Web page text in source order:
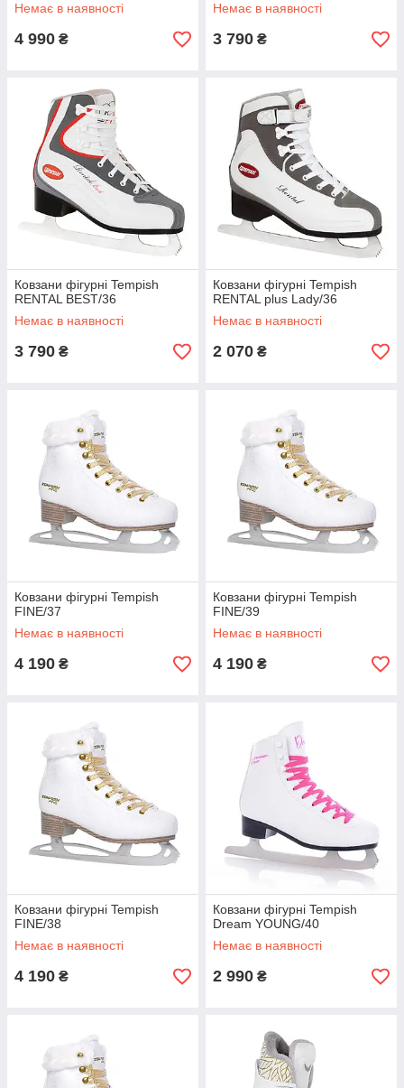
Немає в наявності
4 990 ₴
Немає в наявності
3 790 ₴
Ковзани фігурні Tempish
RENTAL BEST/36
Немає в наявності
3 790 ₴
Ковзани фігурні Tempish
RENTAL plus Lady/36
Немає в наявності
2 070 ₴
Ковзани фігурні Tempish
FINE/37
Немає в наявності
4 190 ₴
Ковзани фігурні Tempish
FINE/39
Немає в наявності
4 190 ₴
Ковзани фігурні Tempish
FINE/38
Немає в наявності
4 190 ₴
Ковзани фігурні Tempish
Dream YOUNG/40
Немає в наявності
2 990 ₴